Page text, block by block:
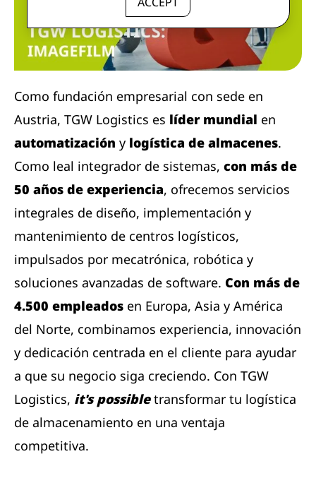
Como fundación empresarial con sede en
Austria, TGW Logistics es líder mundial en
automatización y logística de almacenes.
Como leal integrador de sistemas, con más de
50 años de experiencia, ofrecemos servicios
integrales de diseño, implementación y
mantenimiento de centros logísticos,
impulsados ​​por mecatrónica, robótica y
soluciones avanzadas de software. Con más de
4.500 empleados en Europa, Asia y América
del Norte, combinamos experiencia, innovación
y dedicación centrada en el cliente para ayudar
a que su negocio siga creciendo. Con TGW
Logistics, it's possibletransformar tu logística
de almacenamiento en una ventaja
competitiva.